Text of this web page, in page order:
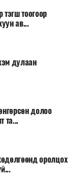
тоогоор
ав...
дулаан
долоо
та...
оролцох